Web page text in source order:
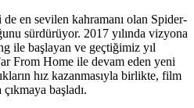
en sevilen kahramanı olan Spider-
sürdürüyor. 2017 yılında vizyona
ile başlayan ve geçtiğimiz yıl
From Home ile devam eden yeni
hız kazanmasıyla birlikte, film
başladı.